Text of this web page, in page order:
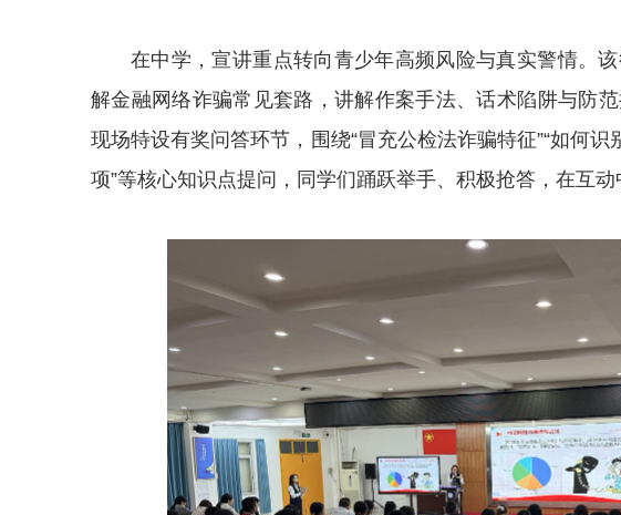
在中学，宣讲重点转向青少年高频风险与真实警情。
解金融网络诈骗常见套路，讲解作案手法、话术陷阱与防
现场特设有奖问答环节，围绕“冒充公检法诈骗特征”“如何
项”等核心知识点提问，同学们踊跃举手、积极抢答，在互动